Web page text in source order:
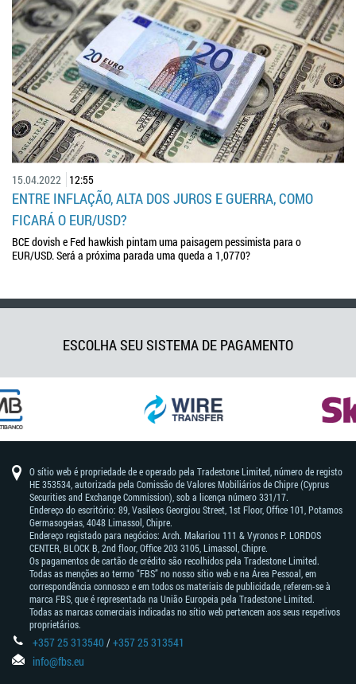
15.04.2022 12:55
ENTRE INFLAÇÃO, ALTA DOS JUROS E GUERRA, COMO
FICARÁ O EUR/USD?
BCE dovish e Fed hawkish pintam uma paisagem pessimista para o
EUR/USD. Será a próxima parada uma queda a 1,0770?
ESCOLHA SEU SISTEMA DE PAGAMENTO
O sítio web é propriedade de e operado pela Tradestone Limited, número de registo
HE 353534, autorizada pela Comissão de Valores Mobiliários de Chipre (Cyprus
Securities and Exchange Commission), sob a licença número 331/17.
Endereço do escritório: 89, Vasileos Georgiou Street, 1st Floor, Office 101, Potamos
Germasogeias, 4048 Limassol, Chipre.
Endereço registado para negócios: Arch. Makariou 111 & Vyronos Р. LORDOS
CENTER, BLOCK В, 2nd floor, Office 203 3105, Limassol, Chipre.
Os pagamentos de cartão de crédito são recolhidos pela Tradestone Limited.
Todas as menções ao termo “FBS” no nosso sítio web e na Área Pessoal, em
correspondência connosco e em todos os materiais de publicidade, referem-se à
marca FBS, que é representada na União Europeia pela Tradestone Limited.
Todas as marcas comerciais indicadas no sítio web pertencem aos seus respetivos
proprietários.
+357 25 313540/+357 25 313541
info@fbs.eu